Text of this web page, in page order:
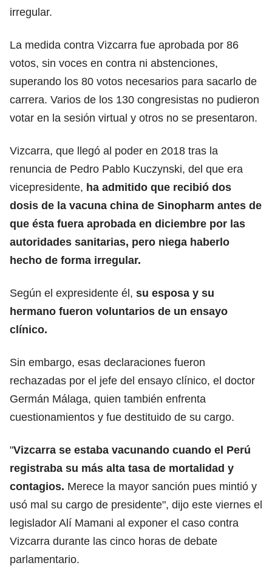
irregular.
La medida contra Vizcarra fue aprobada por 86
votos, sin voces en contra ni abstenciones,
superando los 80 votos necesarios para sacarlo de
carrera. Varios de los 130 congresistas no pudieron
votar en la sesión virtual y otros no se presentaron.
Vizcarra, que llegó al poder en 2018 tras la
renuncia de Pedro Pablo Kuczynski, del que era
vicepresidente, ha admitido que recibió dos
dosis de la vacuna china de Sinopharm antes de
que ésta fuera aprobada en diciembre por las
autoridades sanitarias, pero niega haberlo
hecho de forma irregular.
Según el expresidente él, su esposa y su
hermano fueron voluntarios de un ensayo
clínico.
Sin embargo, esas declaraciones fueron
rechazadas por el jefe del ensayo clínico, el doctor
Germán Málaga, quien también enfrenta
cuestionamientos y fue destituido de su cargo.
"Vizcarra se estaba vacunando cuando el Perú
registraba su más alta tasa de mortalidad y
contagios. Merece la mayor sanción pues mintió y
usó mal su cargo de presidente", dijo este viernes el
legislador Alí Mamani al exponer el caso contra
Vizcarra durante las cinco horas de debate
parlamentario.